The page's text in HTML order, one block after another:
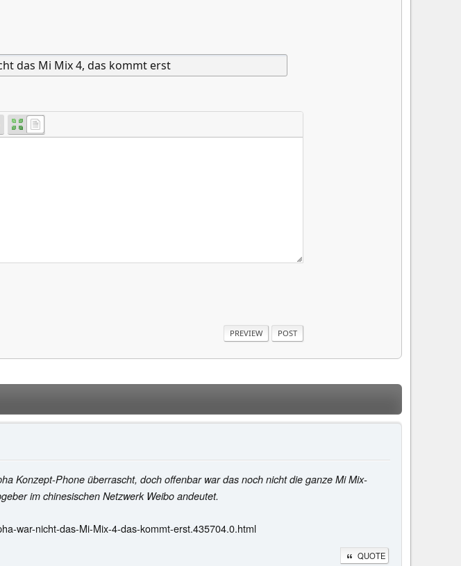
Konzept-Phone überrascht, doch offenbar war das noch nicht die ganze Mi Mix-
im chinesischen Netzwerk Weibo andeutet.
war-nicht-das-Mi-Mix-4-das-kommt-erst.435704.0.html
QUOTE